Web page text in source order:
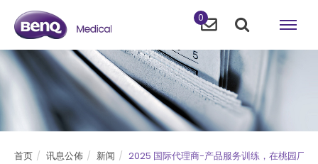
0
首页 讯息公佈 新闻 2025 国际代理商-产品服务训练，在桃园厂圆